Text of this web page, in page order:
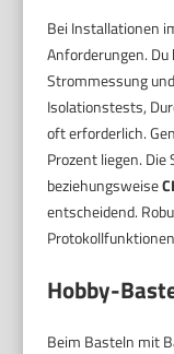
Bei Installationen
Anforderungen.
Strommessung
Isolationstests,
oft erforderlich.
Prozent liegen.
beziehungsweise
entscheidend.
Hobby-
Beim Basteln mit